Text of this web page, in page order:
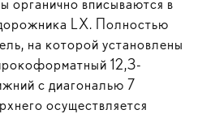
LX. Полностью
на которой установлены
12,3-
с диагональю 7
осуществляется